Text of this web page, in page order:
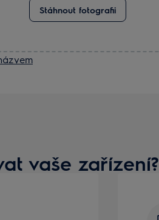
Stáhnout fotografii
vaše zařízení?